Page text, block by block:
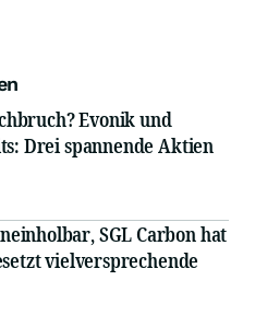
Evonik und
Drei spannende Aktien
SGL Carbon hat
vielversprechende